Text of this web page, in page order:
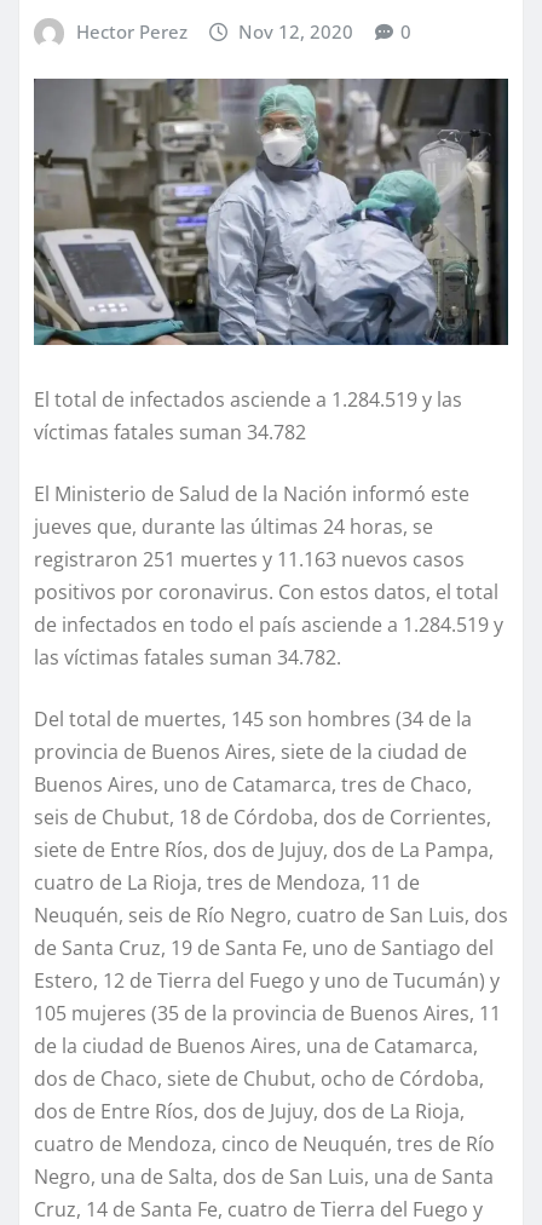
Hector Perez Nov 12, 2020 0
El total de infectados asciende a 1.284.519 y las
víctimas fatales suman 34.782
El Ministerio de Salud de la Nación informó este
jueves que, durante las últimas 24 horas, se
registraron 251 muertes y 11.163 nuevos casos
positivos por coronavirus. Con estos datos, el total
de infectados en todo el país asciende a 1.284.519 y
las víctimas fatales suman 34.782.
Del total de muertes, 145 son hombres (34 de la
provincia de Buenos Aires, siete de la ciudad de
Buenos Aires, uno de Catamarca, tres de Chaco,
seis de Chubut, 18 de Córdoba, dos de Corrientes,
siete de Entre Ríos, dos de Jujuy, dos de La Pampa,
cuatro de La Rioja, tres de Mendoza, 11 de
Neuquén, seis de Río Negro, cuatro de San Luis, dos
de Santa Cruz, 19 de Santa Fe, uno de Santiago del
Estero, 12 de Tierra del Fuego y uno de Tucumán) y
105 mujeres (35 de la provincia de Buenos Aires, 11
de la ciudad de Buenos Aires, una de Catamarca,
dos de Chaco, siete de Chubut, ocho de Córdoba,
dos de Entre Ríos, dos de Jujuy, dos de La Rioja,
cuatro de Mendoza, cinco de Neuquén, tres de Río
Negro, una de Salta, dos de San Luis, una de Santa
Cruz, 14 de Santa Fe, cuatro de Tierra del Fuego y